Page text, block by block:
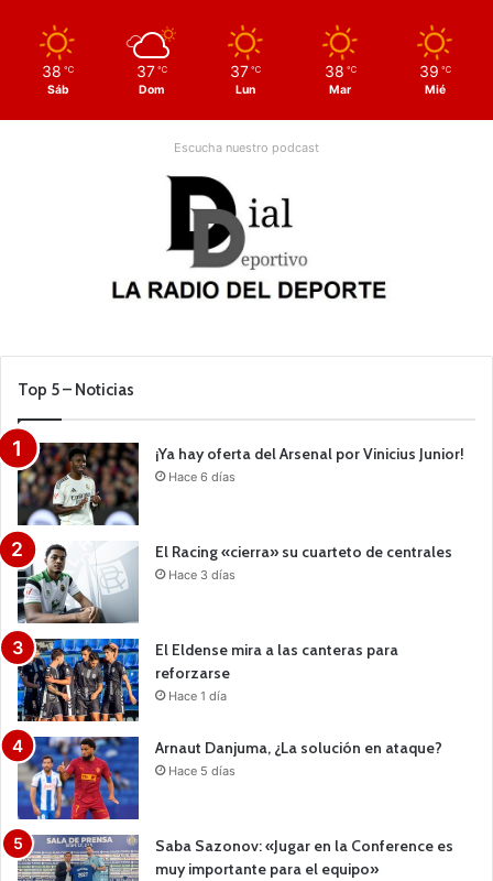
38 ℃
Sáb
37 ℃
Dom
37 ℃
Lun
38 ℃
Mar
39 ℃
Mié
Escucha nuestro podcast
Top 5 – Noticias
¡Ya hay oferta del Arsenal por Vinicius Junior!
Hace 6 días
El Racing «cierra» su cuarteto de centrales
Hace 3 días
El Eldense mira a las canteras para
reforzarse
Hace 1 día
Arnaut Danjuma, ¿La solución en ataque?
Hace 5 días
Saba Sazonov: «Jugar en la Conference es
muy importante para el equipo»